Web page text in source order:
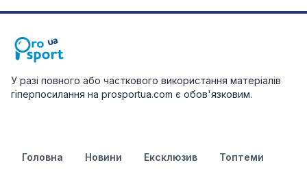
У разі повного або часткового використання матеріалів
гіперпосилання на prosportua.com є обов'язковим.
Головна Новини Ексклюзив Топтеми